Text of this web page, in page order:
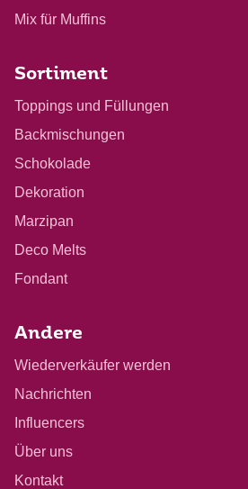
Mix für Muffins
Sortiment
Toppings und Füllungen
Backmischungen
Schokolade
Dekoration
Marzipan
Deco Melts
Fondant
Andere
Wiederverkäufer werden
Nachrichten
Influencers
Über uns
Kontakt